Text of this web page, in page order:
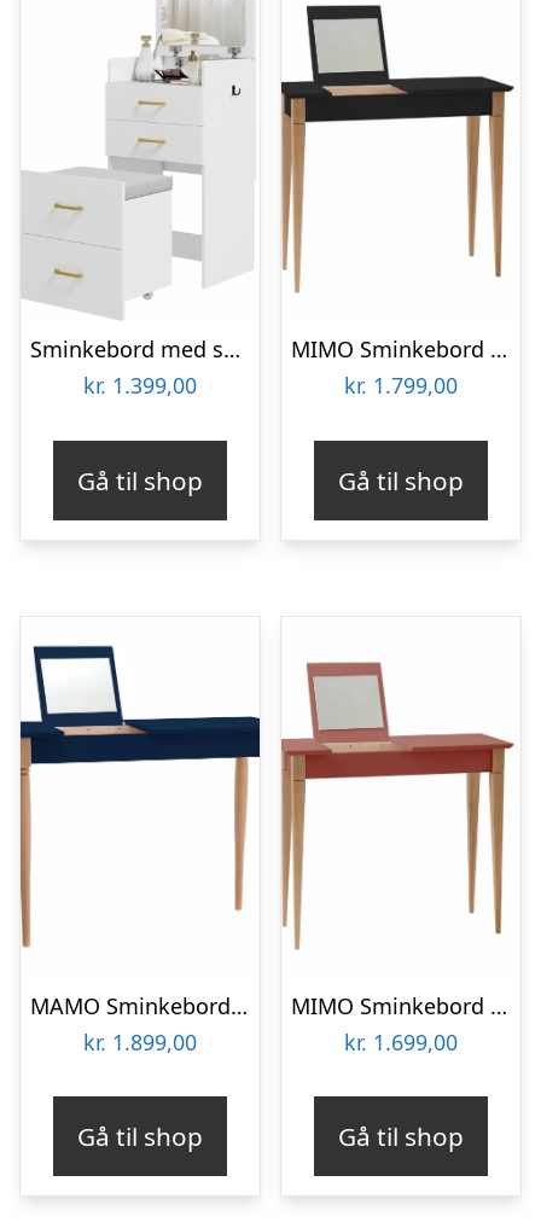
Sminkebord med spejl i MDF og polyester H90 x B48 x D40 cm – Hvid
kr. 1.399,00
Gå til shop
MIMO Sminkebord med spejl 85x35cm Sort
kr. 1.799,00
Gå til shop
MAMO Sminkebord med spejl – 105x35cm Marineblå
kr. 1.899,00
Gå til shop
MIMO Sminkebord med spejl 85x35cm Antik pink
kr. 1.699,00
Gå til shop